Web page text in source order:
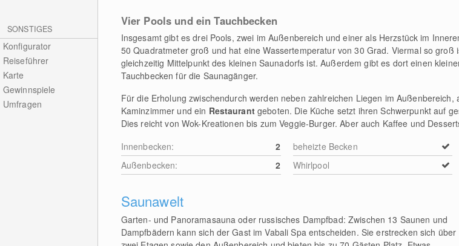
SONSTIGES
Konfigurator
Reiseführer
Karte
Gewinnspiele
Umfragen
Vier Pools und ein Tauchbecken
Insgesamt gibt es drei Pools, zwei im Außenbereich und einer als Herzstück im
50 Quadratmeter groß und hat eine Wassertemperatur von 30 Grad. Viermal so groß
gleichzeitig Mittelpunkt des kleinen Saunadorfs ist. Außerdem gibt es dort einen
Tauchbecken für die Saunagänger.
Für die Erholung zwischendurch werden neben zahlreichen Liegen im
Kaminzimmer und ein Restaurantgeboten. Die Küche setzt ihren Schwerpunkt auf
Dies reicht von Wok-Kreationen bis zum Veggie-Burger. Aber auch Kaffee und
Innenbecken:
2
Außenbecken:
2
beheizte Becken
Whirlpool
Saunawelt
Garten- und Panoramasauna oder russisches Dampfbad: Zwischen 13 Saunen und
Dampfbädern kann sich der Gast im Vabali Spa entscheiden. Sie erstrecken sich über